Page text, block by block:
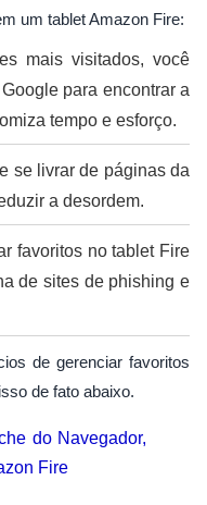
um tablet Amazon Fire:
mais visitados, você
para encontrar a
tempo e esforço.
se livrar de páginas da
a desordem.
favoritos no tablet Fire
de sites de phishing e
de gerenciar favoritos
de fato abaixo.
do Navegador,
Fire